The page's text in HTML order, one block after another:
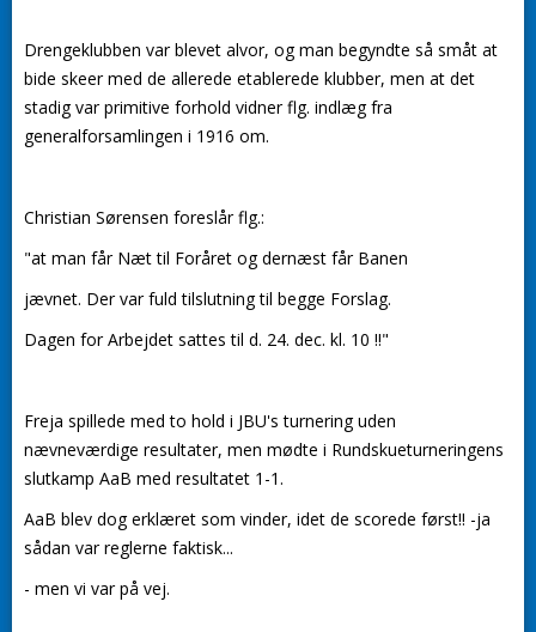
Drengeklubben var blevet alvor, og man begyndte så småt at
bide skeer med de allerede etablerede klubber, men at det
stadig var primitive forhold vidner flg. indlæg fra
generalforsamlingen i 1916 om.
Christian Sørensen foreslår flg.:
"at man får Næt til Foråret og dernæst får Banen
jævnet. Der var fuld tilslutning til begge Forslag.
Dagen for Arbejdet sattes til d. 24. dec. kl. 10 !!"
Freja spillede med to hold i JBU's turnering uden
nævneværdige resultater, men mødte i Rundskueturneringens
slutkamp AaB med resultatet 1-1.
AaB blev dog erklæret som vinder, idet de scorede først!! -ja
sådan var reglerne faktisk...
- men vi var på vej.